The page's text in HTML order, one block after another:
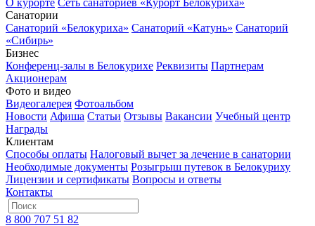
О курорте Сеть санаториев «Курорт Белокуриха»
Санатории
Санаторий «Белокуриха» Санаторий «Катунь» Санаторий
«Сибирь»
Бизнес
Конференц-залы в Белокурихе Реквизиты Партнерам
Акционерам
Фото и видео
Видеогалерея Фотоальбом
Новости Афиша Статьи Отзывы Вакансии Учебный центр
Награды
Клиентам
Способы оплаты Налоговый вычет за лечение в санатории
Необходимые документы Розыгрыш путевок в Белокуриху
Лицензии и сертификаты Вопросы и ответы
Контакты
8 800 707 51 82